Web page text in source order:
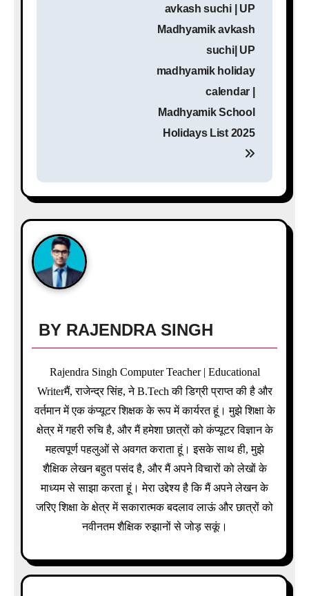
avkash suchi | UP
Madhyamik avkash
suchi| UP
madhyamik holiday
calendar |
Madhyamik School
Holidays List 2025
BY RAJENDRA SINGH
Rajendra Singh Computer Teacher | Educational
Writerमैं, राजेन्द्र सिंह, ने B.Tech की डिग्री प्राप्त की है और
वर्तमान में एक कंप्यूटर शिक्षक के रूप में कार्यरत हूं। मुझे शिक्षा के
क्षेत्र में गहरी रुचि है, और मैं हमेशा छात्रों को कंप्यूटर विज्ञान के
महत्वपूर्ण पहलुओं से अवगत कराता हूं। इसके साथ ही, मुझे
शैक्षिक लेखन बहुत पसंद है, और मैं अपने विचारों को लेखों के
माध्यम से साझा करता हूं। मेरा उद्देश्य है कि मैं अपने लेखन के
जरिए शिक्षा के क्षेत्र में सकारात्मक बदलाव लाऊं और छात्रों को
नवीनतम शैक्षिक रुझानों से जोड़ सकूं।